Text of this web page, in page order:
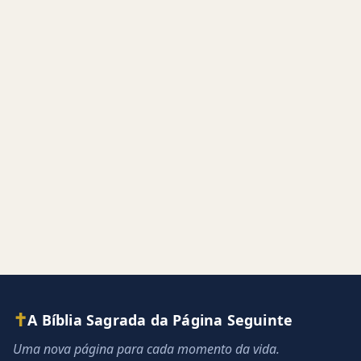
✝A Bíblia Sagrada da Página Seguinte
Uma nova página para cada momento da vida.